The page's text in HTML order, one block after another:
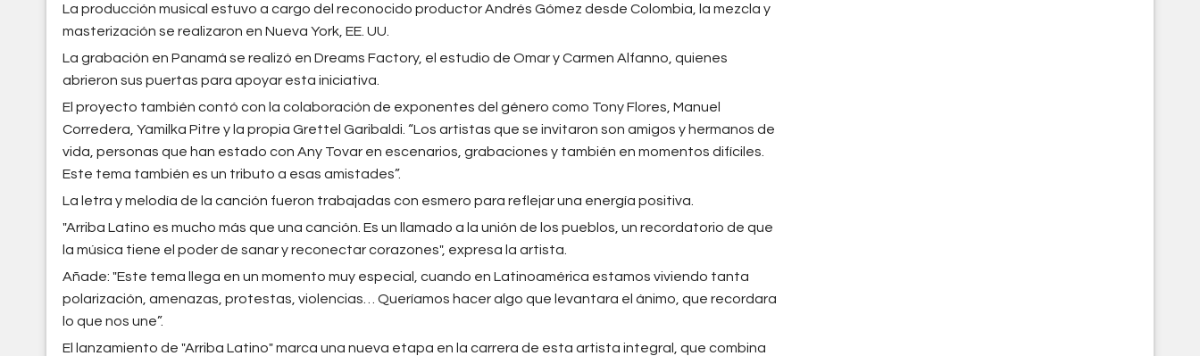
La producción musical estuvo a cargo del reconocido productor Andrés Gómez desde Colombia, la mezcla y
masterización se realizaron en Nueva York, EE. UU.
La grabación en Panamá se realizó en Dreams Factory, el estudio de Omar y Carmen Alfanno, quienes
abrieron sus puertas para apoyar esta iniciativa.
El proyecto también contó con la colaboración de exponentes del género como Tony Flores, Manuel
Corredera, Yamilka Pitre y la propia Grettel Garibaldi. “Los artistas que se invitaron son amigos y hermanos de
vida, personas que han estado con Any Tovar en escenarios, grabaciones y también en momentos difíciles.
Este tema también es un tributo a esas amistades”.
La letra y melodía de la canción fueron trabajadas con esmero para reflejar una energía positiva.
"Arriba Latino es mucho más que una canción. Es un llamado a la unión de los pueblos, un recordatorio de que
la música tiene el poder de sanar y reconectar corazones", expresa la artista.
Añade: "Este tema llega en un momento muy especial, cuando en Latinoamérica estamos viviendo tanta
polarización, amenazas, protestas, violencias… Queríamos hacer algo que levantara el ánimo, que recordara
lo que nos une”.
El lanzamiento de "Arriba Latino" marca una nueva etapa en la carrera de esta artista integral, que combina